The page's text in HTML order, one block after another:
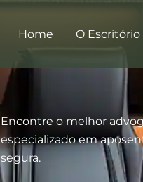
Home O Escritório
Encontre o melhor
especializado em
segura.